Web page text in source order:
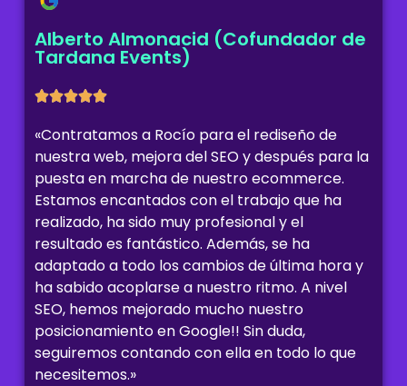
Alberto Almonacid (Cofundador de
Tardana Events)
«Contratamos a Rocío para el rediseño de
nuestra web, mejora del SEO y después para la
puesta en marcha de nuestro ecommerce.
Estamos encantados con el trabajo que ha
realizado, ha sido muy profesional y el
resultado es fantástico. Además, se ha
adaptado a todo los cambios de última hora y
ha sabido acoplarse a nuestro ritmo. A nivel
SEO, hemos mejorado mucho nuestro
posicionamiento en Google!! Sin duda,
seguiremos contando con ella en todo lo que
necesitemos.»